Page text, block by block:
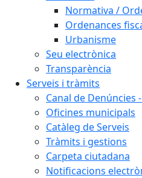
Normativa /
Ordenances
Urbanisme
Seu electrònica
Transparència
Serveis i tràmits
Canal de Denúncies
Oficines municipals
Catàleg de Serveis
Tràmits i gestions
Carpeta ciutadana
Notificacions